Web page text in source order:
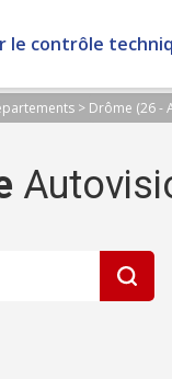
le contrôle
> Drôme (26 -